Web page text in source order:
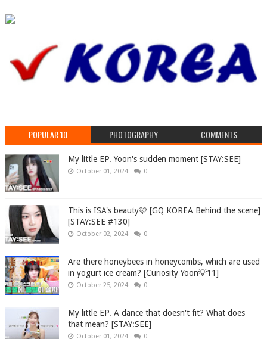
POPULAR 10 PHOTOGRAPHY COMMENTS
My little EP. Yoon's sudden moment [STAY:SEE]
October 01, 2024 0
This is ISA's beauty🩷 [GQ KOREA Behind the scene]
[STAY:SEE #130]
October 02, 2024 0
Are there honeybees in honeycombs, which are used
in yogurt ice cream? [Curiosity Yoon💡11]
October 25, 2024 0
My little EP. A dance that doesn't fit? What does
that mean? [STAY:SEE]
October 01, 2024 0